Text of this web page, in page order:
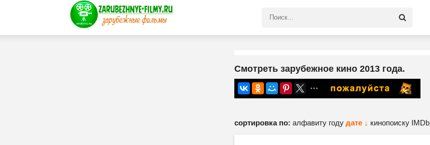
Смотреть зарубежное кино 2013 года.
сортировка по: алфавиту году дате ↓ кинопоиску IMDb